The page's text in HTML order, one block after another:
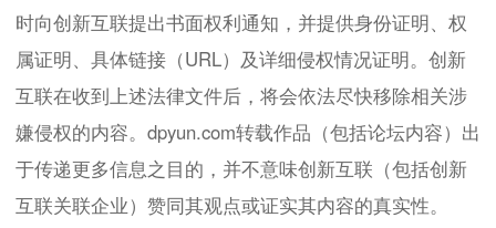
时向创新互联提出书面权利通知，并提供身份证明、权
属证明、具体链接（URL）及详细侵权情况证明。创新
互联在收到上述法律文件后，将会依法尽快移除相关涉
嫌侵权的内容。dpyun.com转载作品（包括论坛内容）出
于传递更多信息之目的，并不意味创新互联（包括创新
互联关联企业）赞同其观点或证实其内容的真实性。